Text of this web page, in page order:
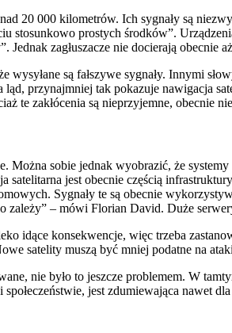
20 000 kilometrów. Ich sygnały są
stosunkowo prostych środków”.
zagłuszacze nie docierają obecnie
są fałszywe sygnały. Innymi
przynajmniej tak pokazuje nawigacja
te zakłócenia są nieprzyjemne, obecnie
Można sobie jednak wyobrazić, że
satelitarna jest obecnie częścią
Sygnały te są obecnie
zależy” – mówi Florian David. Duże
idące konsekwencje, więc trzeba
satelity muszą być mniej podatne na
nie było to jeszcze problemem. W
jest zdumiewająca nawet